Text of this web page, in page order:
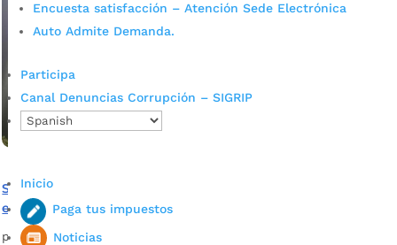
Encuesta satisfacción – Atención Sede Electrónica
Auto Admite Demanda.
Participa
Canal Denuncias Corrupción – SIGRIP
Inicio
Paga tus impuestos
Noticias
Se están instalando más de un millón de luces navideñas
en Bucaramanga
porMónica María Farfán Sanabria